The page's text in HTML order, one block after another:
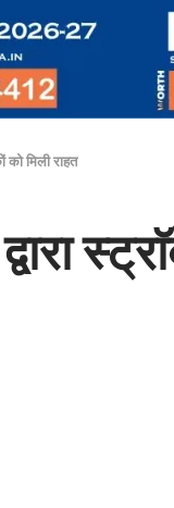
को मिली राहत